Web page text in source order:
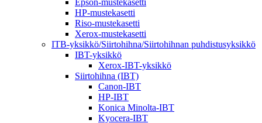
Epson-mustekasetti
HP-mustekasetti
Riso-mustekasetti
Xerox-mustekasetti
ITB-yksikkö/Siirtohihna/Siirtohihnan puhdistusyksikkö
IBT-yksikkö
Xerox-IBT-yksikkö
Siirtohihna (IBT)
Canon-IBT
HP-IBT
Konica Minolta-IBT
Kyocera-IBT